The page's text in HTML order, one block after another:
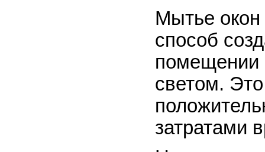
Мытье
способ
помещении
светом.
затратами